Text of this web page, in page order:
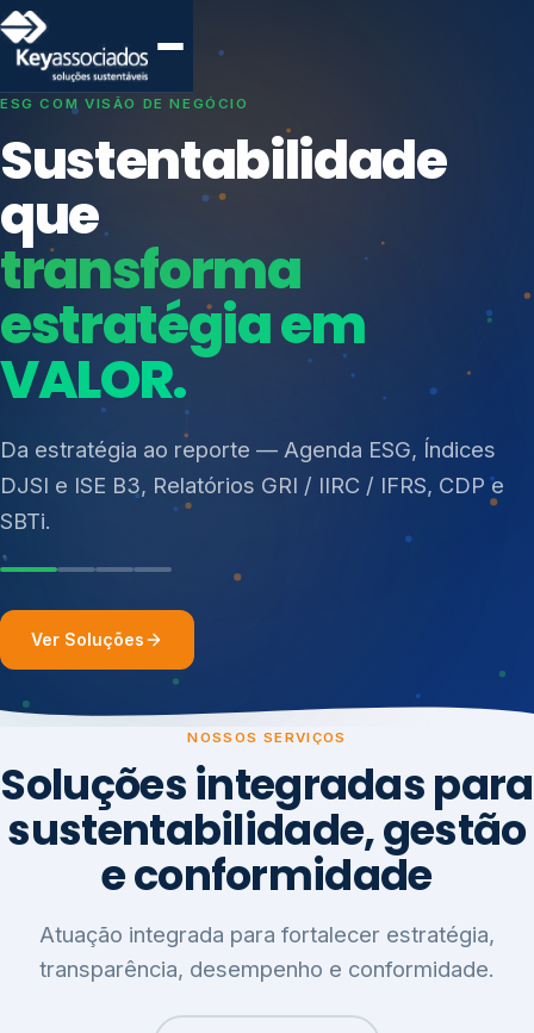
SISTEMAS DE GESTÃO OTIMIZADOS E INTEGRADOS
Conformidade que
protege seu
negócio.
Consultoria, auditoria e treinamentos em ISO 27001,
ISO 27701, ISO 42001, ISO 37001, ISO 9001, ISO
14001, ISO 45001, ONA e PNQ — Gestão de
resíduos sólidos (PGRS/PMGRS).
Índices de Mercado
Mudanças Climáticas
Reputação e Cadeia
Reporte Regulatório
Ver Soluções
NOSSOS SERVIÇOS
Soluções integradas para
sustentabilidade, gestão
e conformidade
Atuação integrada para fortalecer estratégia,
transparência, desempenho e conformidade.